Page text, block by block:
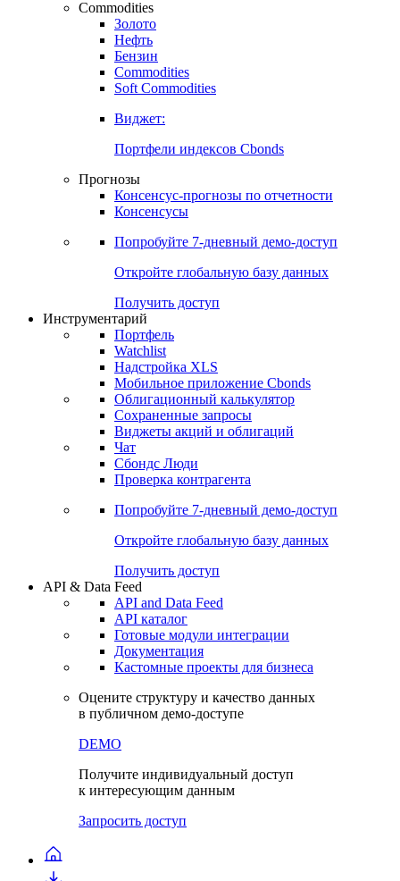
Commodities
Золото
Нефть
Бензин
Commodities
Soft Commodities
Виджет:
Портфели индексов Cbonds
Прогнозы
Консенсус-прогнозы по отчетности
Консенсусы
Попробуйте 7-дневный демо-доступ
Откройте глобальную базу данных
Получить доступ
Инструментарий
Портфель
Watchlist
Надстройка XLS
Мобильное приложение Cbonds
Облигационный калькулятор
Сохраненные запросы
Виджеты акций и облигаций
Чат
Сбондс Люди
Проверка контрагента
Попробуйте 7-дневный демо-доступ
Откройте глобальную базу данных
Получить доступ
API & Data Feed
API and Data Feed
API каталог
Готовые модули интеграции
Документация
Кастомные проекты для бизнеса
Оцените структуру и качество данных
в публичном демо-доступе
DEMO
Получите индивидуальный доступ
к интересующим данным
Запросить доступ